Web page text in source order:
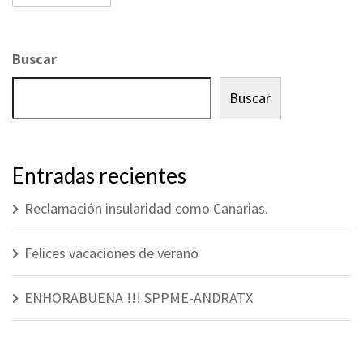
Buscar
Buscar
Entradas recientes
Reclamación insularidad como Canarias.
Felices vacaciones de verano
ENHORABUENA !!! SPPME-ANDRATX